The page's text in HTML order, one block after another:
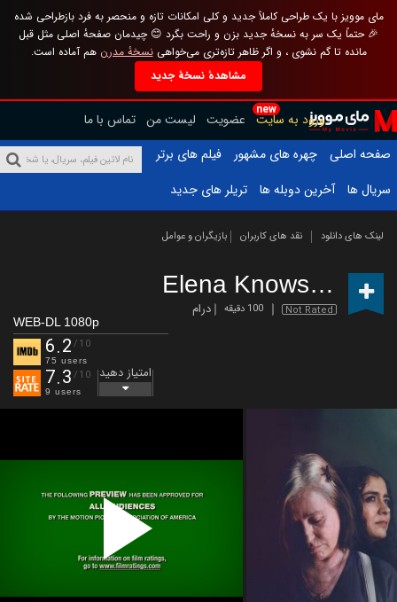
مای موویز با یک طراحی کاملاً جدید و کلی امکانات تازه و منحصر به فرد بازطراحی شده
🎉 حتماً یک سر به نسخهٔ جدید بزن و راحت بگرد 😊 چیدمان صفحهٔ اصلی مثل قبل
مانده تا گم نشوی ، و اگر ظاهر تازه‌تری می‌خواهینسخهٔ مدرن هم آماده است.
مشاهدهٔ نسخهٔ جدید
new
ورود به سایت عضویت لیست من تماس با ما
صفحه اصلی
چهره های مشهور
فیلم های برتر
سریال ها
آخرین دوبله ها تریلر های جدید
لینک های دانلود نقد های کاربران بازیگران و عوامل
Elena Knows(2023)
Not Rated 100 دقیقه درام
WEB-DL 1080p
6.2 /10
75 users
7.3 /10
9 users
امتیاز دهید